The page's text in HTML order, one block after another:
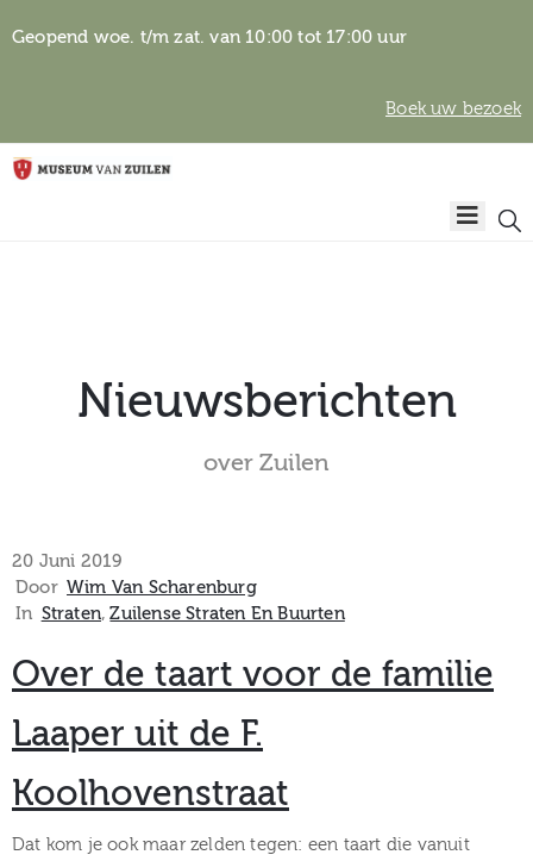
Geopend woe. t/m zat. van 10:00 tot 17:00 uur
Boek uw bezoek
Home
Activiteiten
Verhalen
over
Nieuwsberichten
over Zuilen
20 Juni 2019
Door Wim Van Scharenburg
In Straten‚Zuilense Straten En Buurten
Over de taart voor de familie
Laaper uit de F.
Koolhovenstraat
Dat kom je ook maar zelden tegen: een taart die vanuit
Algemene